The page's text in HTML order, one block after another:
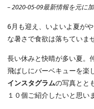
– 2020-05-09最新情報を元に
6月も迎え、いよいよ夏が
な暑さで食欲は落ちていま
長い休みと快晴が多い夏。
飛ばしにバーベキューを楽
インスタグラムの写真とと
１０個ご紹介したいと思い